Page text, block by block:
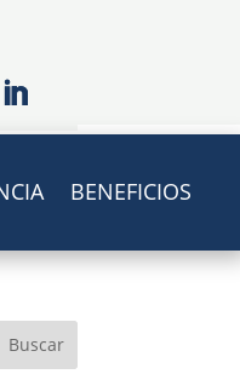
BENEFICIOS
Buscar